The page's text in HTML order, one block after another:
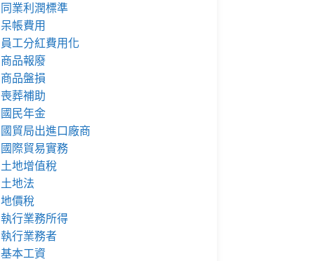
同業利潤標準
呆帳費用
員工分紅費用化
商品報廢
商品盤損
喪葬補助
國民年金
國貿局出進口廠商
國際貿易實務
土地增值稅
土地法
地價稅
執行業務所得
執行業務者
基本工資